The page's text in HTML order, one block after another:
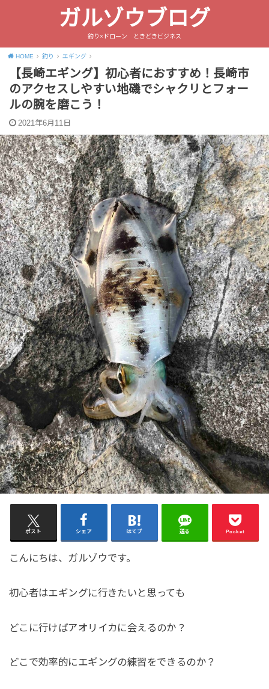
ガルゾウブログ
釣り×ドローン ときどきビジネス
HOME 釣り エギング
【長崎エギング】初心者におすすめ！長崎市
のアクセスしやすい地磯でシャクリとフォー
ルの腕を磨こう！
2021年6月11日
ポスト シェア はてブ 送る Pocket
こんにちは、ガルゾウです。
初心者はエギングに行きたいと思っても
どこに行けばアオリイカに会えるのか？
どこで効率的にエギングの練習をできるのか？